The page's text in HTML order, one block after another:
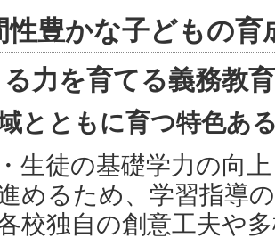
豊かな子どもの育
力を育てる義務教
域とともに育つ特色あ
生徒の基礎学力の向
めるため、学習指導
校独自の創意工夫や